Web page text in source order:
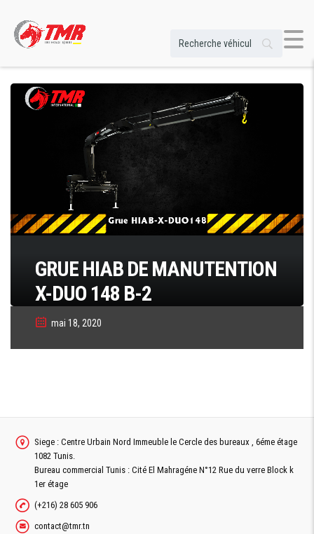
GRUE HIAB DE MANUTENTION
X-DUO 148 B-2
mai 18, 2020
Siege : Centre Urbain Nord Immeuble le Cercle des bureaux , 6éme étage
1082 Tunis.
Bureau commercial Tunis : Cité El Mahragéne N°12 Rue du verre Block k
1er étage
(+216) 28 605 906
contact@tmr.tn